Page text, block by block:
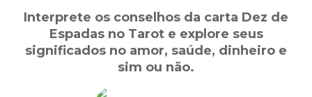
Interprete os conselhos da carta Dez de
Espadas no Tarot e explore seus
significados no amor, saúde, dinheiro e
sim ou não.